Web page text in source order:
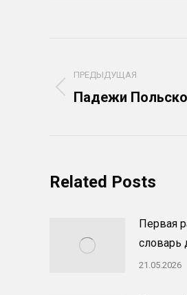
по
записям
ПРЕДЫДУЩАЯ
Предыдущая
Падежи
Related Posts
Первая
словарь
21.05.2026